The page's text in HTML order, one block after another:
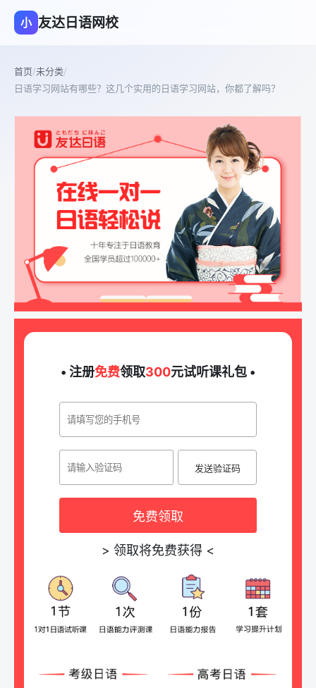
小 友达日语网校
首页/未分类/
日语学习网站有哪些？这几个实用的日语学习网站，你都了解吗？
• 注册免费领取300元试听课礼包 •
发送验证码
免费领取
> 领取将免费获得 <